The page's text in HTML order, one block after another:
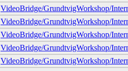
VideoBridge/GrundtvigWorkshop/
VideoBridge/GrundtvigWorkshop/
VideoBridge/GrundtvigWorkshop/
VideoBridge/GrundtvigWorkshop/
VideoBridge/GrundtvigWorkshop/